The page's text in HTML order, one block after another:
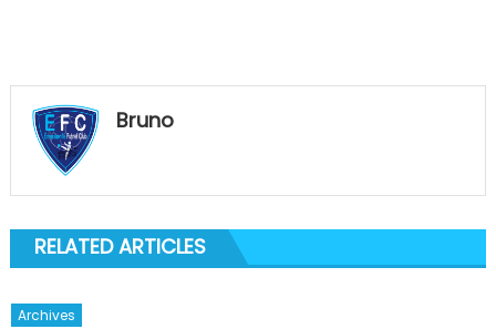
Bruno
RELATED ARTICLES
Archives